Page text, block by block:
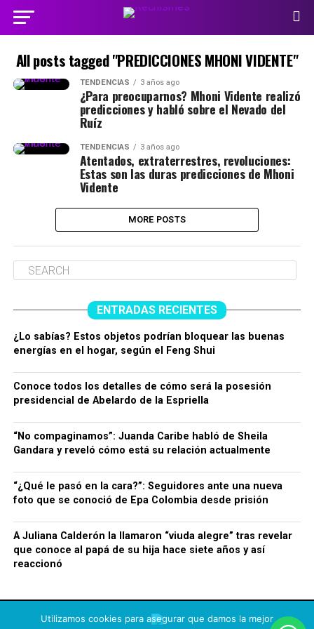
All posts tagged "PREDICCIONES MHONI VIDENTE"
TENDENCIAS 3 años ago
¿Para preocuparnos? Mhoni Vidente realizó
predicciones y habló sobre el Nevado del
Ruíz
TENDENCIAS 3 años ago
Atentados, extraterrestres, revoluciones:
Estas son las duras predicciones de Mhoni
Vidente
MORE POSTS
ENTRADAS RECIENTES
¿Lo sabías? Estos objetos podrían bloquear las buenas
energías en el hogar, según el Feng Shui
Conoce todos los detalles de cómo será la posesión
presidencial de Abelardo de la Espriella
“No compaginamos”: Juanda Caribe habló de Sheila
Gandara y reveló cómo está su relación actualmente
“¿Qué le pasó en la cara?”: Seguidores ante una nueva
foto que se conoció de Epa Colombia desde prisión
A Juliana Calderón la llamaron “viuda alegre” tras revelar
que conoce al papá de su hija hace siete años y así
reaccionó
Utilizamos cookies para asegurar que damos la mejor